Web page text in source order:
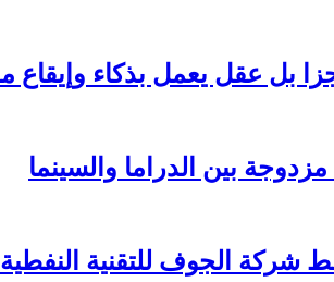
بين الدراما والسينما
شركة الجوف للتقنية النفطية